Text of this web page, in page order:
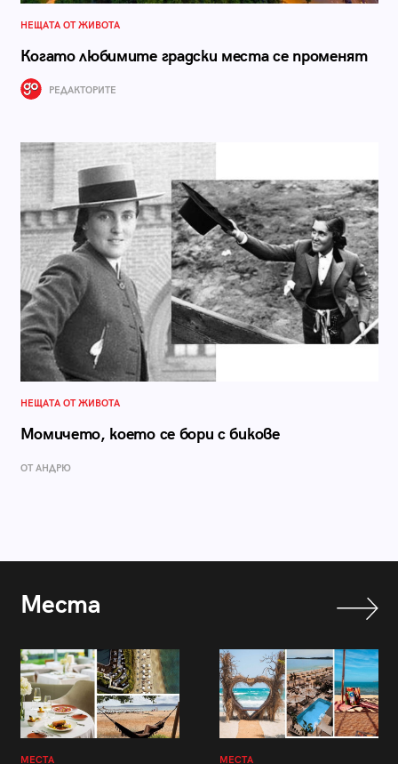
НЕЩАТА ОТ ЖИВОТА
Когато любимите градски места се променят
РЕДАКТОРИТЕ
НЕЩАТА ОТ ЖИВОТА
Момичето, което се бори с бикове
ОТ АНДРЮ
Места
МЕСТА МЕСТА